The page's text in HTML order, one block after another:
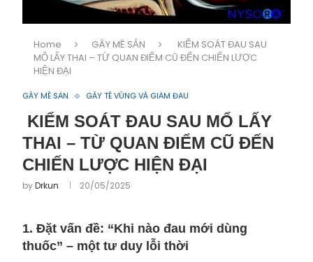
Home GÂY MÊ SẢN
KIỂM SOÁT ĐAU SAU
MỔ LẤY THAI – TỪ QUAN ĐIỂM CŨ ĐẾN CHIẾN LƯỢC
HIỆN ĐẠI
GÂY MÊ SẢN GÂY TÊ VÙNG VÀ GIẢM ĐAU
KIỂM SOÁT ĐAU SAU MỔ LẤY
THAI – TỪ QUAN ĐIỂM CŨ ĐẾN
CHIẾN LƯỢC HIỆN ĐẠI
byDrkun 20/05/2025
1. Đặt vấn đề: “Khi nào đau mới dùng
thuốc” – một tư duy lỗi thời